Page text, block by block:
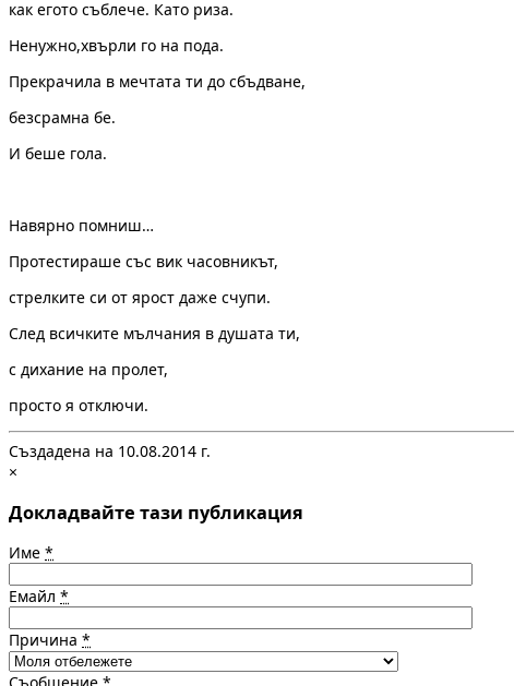
как егото съблече. Като риза.
Ненужно,хвърли го на пода.
Прекрачила в мечтата ти до сбъдване,
безсрамна бе.
И беше гола.
Навярно помниш…
Протестираше със вик часовникът,
стрелките си от ярост даже счупи.
След всичките мълчания в душата ти,
с дихание на пролет,
просто я отключи.
Създадена на 10.08.2014 г.
×
Докладвайте тази публикация
Име *
Емайл *
Причина *